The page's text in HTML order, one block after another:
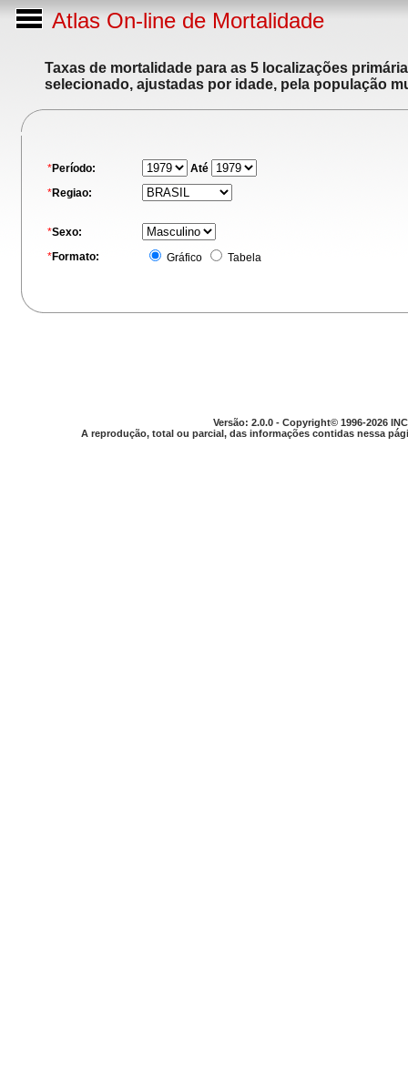
Atlas On-line de Mortalidade
Taxas de mortalidade para as 5 localizações
selecionado, ajustadas por idade, pela população
*Período:
Até
*Regiao:
*Sexo:
*Formato: Gráfico Tabela
Versão: 2.0.0 - Copyright© 1996-2026
A reprodução, total ou parcial, das informações contidas nessa